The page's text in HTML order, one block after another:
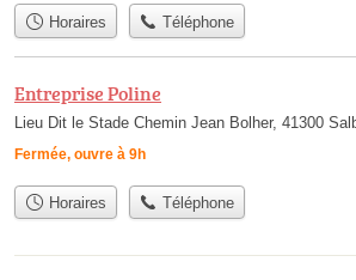
Horaires Téléphone
Entreprise Poline
Lieu Dit le Stade Chemin Jean Bolher, 41300
Fermée, ouvre à 9h
Horaires Téléphone